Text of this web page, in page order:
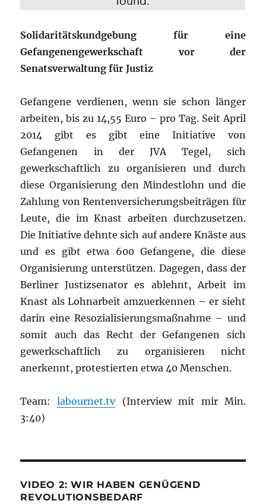
Solidaritätskundgebung für eine
Gefangenengewerkschaft vor der
Senatsverwaltung für Justiz
Gefangene verdienen, wenn sie schon länger
arbeiten, bis zu 14,55 Euro – pro Tag. Seit April
2014 gibt es gibt eine Initiative von
Gefangenen in der JVA Tegel, sich
gewerkschaftlich zu organisieren und durch
diese Organisierung den Mindestlohn und die
Zahlung von Rentenversicherungsbeiträgen für
Leute, die im Knast arbeiten durchzusetzen.
Die Initiative dehnte sich auf andere Knäste aus
und es gibt etwa 600 Gefangene, die diese
Organisierung unterstützen. Dagegen, dass der
Berliner Justizsenator es ablehnt, Arbeit im
Knast als Lohnarbeit amzuerkennen – er sieht
darin eine Resozialisierungsmaßnahme – und
somit auch das Recht der Gefangenen sich
gewerkschaftlich zu organisieren nicht
anerkennt, protestierten etwa 40 Menschen.
Team:labournet.tv(Interview mit mir Min.
3:40)
VIDEO 2: WIR HABEN GENÜGEND
REVOLUTIONSBEDARF